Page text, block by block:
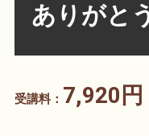
ありがと
受講料： 7,920円